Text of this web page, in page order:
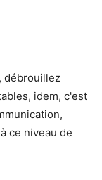
débrouillez
idem, c'est
ce niveau de